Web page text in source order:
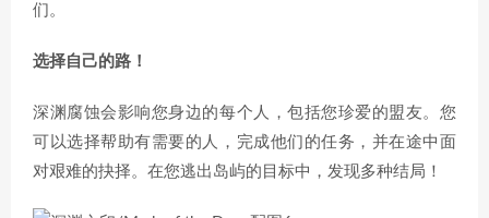
们。
选择自己的路！
深渊腐蚀会影响您身边的每个人，包括您珍爱的盟友。您
可以选择帮助有需要的人，完成他们的任务，并在途中面
对艰难的抉择。在您逃出岛屿的目标中，发现多种结局！